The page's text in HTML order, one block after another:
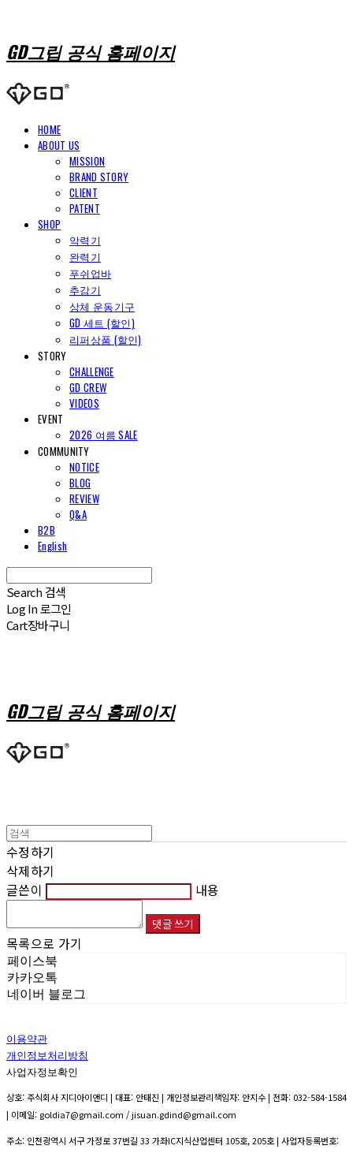
GD그립 공식 홈페이지
HOME
ABOUT US
MISSION
BRAND STORY
CLIENT
PATENT
SHOP
악력기
완력기
푸쉬업바
추감기
상체 운동기구
GD 세트 (할인)
리퍼상품 (할인)
STORY
CHALLENGE
GD CREW
VIDEOS
EVENT
2026 여름 SALE
COMMUNITY
NOTICE
BLOG
REVIEW
Q&A
B2B
English
Search 검색
Log In로그인
Cart장바구니
GD그립 공식 홈페이지
수정하기
삭제하기
글쓴이
내용
댓글 쓰기
목록으로 가기
페이스북
카카오톡
네이버 블로그
이용약관
개인정보처리방침
사업자정보확인
상호: 주식회사 지디아이앤디 | 대표: 안태진 | 개인정보관리책임자: 안지수 | 전화: 032-584-1584
| 이메일: goldia7@gmail.com / jisuan.gdind@gmail.com
주소: 인천광역시 서구 가정로 37번길 33 가좌IC지식산업센터 105호, 205호 | 사업자등록번호: